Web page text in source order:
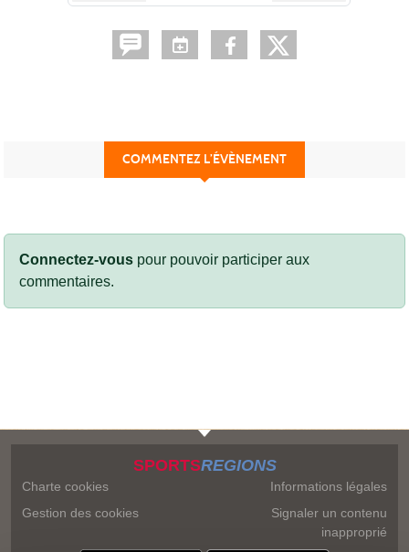
COMMENTEZ L’ÉVÈNEMENT
Connectez-vous pour pouvoir participer aux
commentaires.
SPORTSREGIONS
Charte cookies
Gestion des cookies
Informations légales
Signaler un contenu
inapproprié